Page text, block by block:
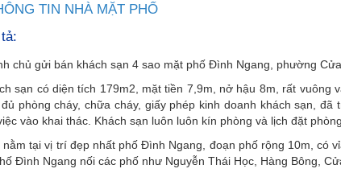
TIN NHÀ MẶT PHỐ
chủ gửi bán khách sạn 4 sao mặt phố Đình Ngang, phường
sạn có diện tích 179m2, mặt tiền 7,9m, nở hậu 8m, rất vuông
phòng cháy, chữa cháy, giấy phép kinh doanh khách sạn,
vào khai thác. Khách sạn luôn luôn kín phòng và lịch đặt
nằm tại vị trí đẹp nhất phố Đình Ngang, đoạn phố rộng 10m, có
Đình Ngang nối các phố như Nguyễn Thái Học, Hàng Bông,